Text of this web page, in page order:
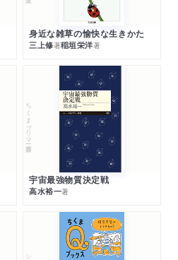
身近な雑草の愉快な生きかた
三上修著稲垣栄洋著
ちくまプリマー新書
宇宙最強物質決定戦
高水裕一著